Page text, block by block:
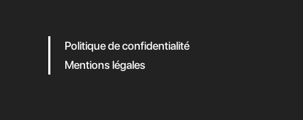
Politique de confidentialité
Mentions légales